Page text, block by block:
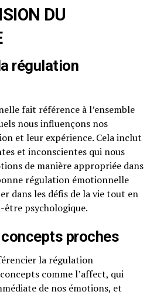
DU
régulation
fait référence à l’ensemble
nous influençons nos
et leur expérience. Cela inclut
et inconscientes qui nous
de manière appropriée dans
régulation émotionnelle
dans les défis de la vie tout en
psychologique.
proches
la régulation
comme l’affect, qui
de nos émotions, et